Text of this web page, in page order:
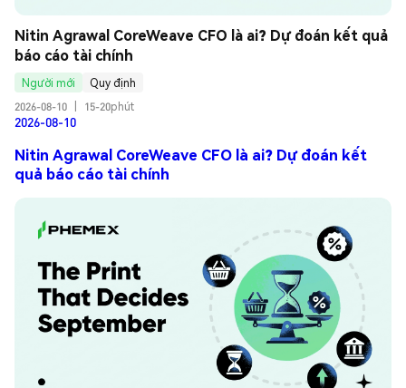
Nitin Agrawal CoreWeave CFO là ai? Dự đoán kết quả
báo cáo tài chính
Người mới
Quy định
2026-08-10
15-20phút
2026-08-10
Nitin Agrawal CoreWeave CFO là ai? Dự đoán kết
quả báo cáo tài chính